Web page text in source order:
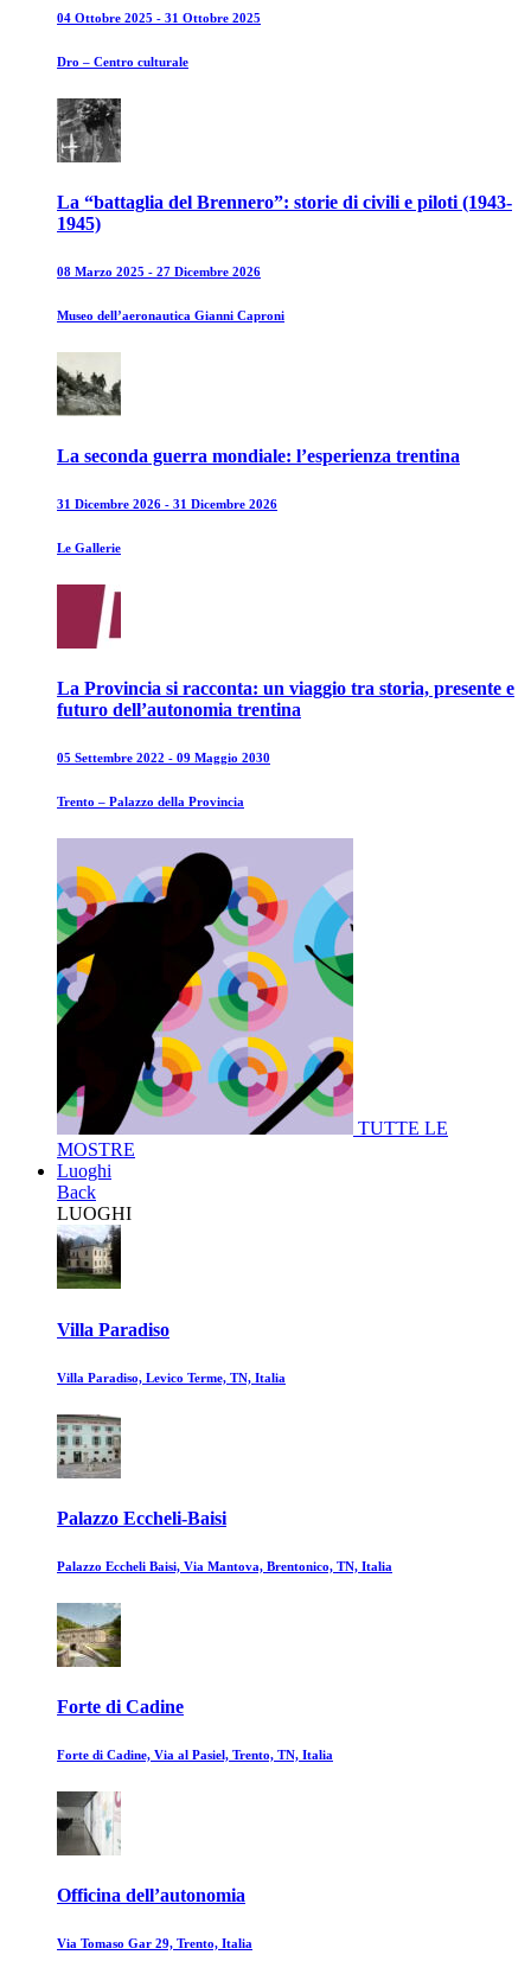
04 Ottobre 2025 - 31 Ottobre 2025
Dro – Centro culturale
La “battaglia del Brennero”: storie di civili e piloti (1943-
1945)
08 Marzo 2025 - 27 Dicembre 2026
Museo dell’aeronautica Gianni Caproni
La seconda guerra mondiale: l’esperienza trentina
31 Dicembre 2026 - 31 Dicembre 2026
Le Gallerie
La Provincia si racconta: un viaggio tra storia, presente e
futuro dell’autonomia trentina
05 Settembre 2022 - 09 Maggio 2030
Trento – Palazzo della Provincia
TUTTE LE
MOSTRE
Luoghi
Back
LUOGHI
Villa Paradiso
Villa Paradiso, Levico Terme, TN, Italia
Palazzo Eccheli-Baisi
Palazzo Eccheli Baisi, Via Mantova, Brentonico, TN, Italia
Forte di Cadine
Forte di Cadine, Via al Pasiel, Trento, TN, Italia
Officina dell’autonomia
Via Tomaso Gar 29, Trento, Italia